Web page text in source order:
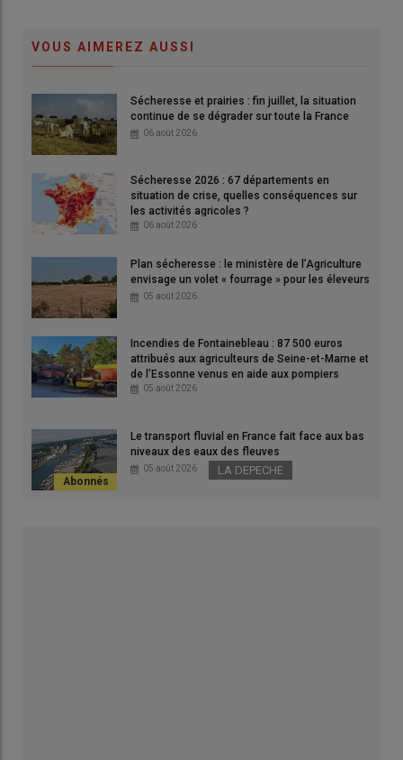
VOUS AIMEREZ AUSSI
Sécheresse et prairies : fin juillet, la situation
continue de se dégrader sur toute la France
06 août 2026
Sécheresse 2026 : 67 départements en
situation de crise, quelles conséquences sur
les activités agricoles ?
06 août 2026
Plan sécheresse : le ministère de l’Agriculture
envisage un volet « fourrage » pour les éleveurs
05 août 2026
Incendies de Fontainebleau : 87 500 euros
attribués aux agriculteurs de Seine-et-Marne et
de l’Essonne venus en aide aux pompiers
05 août 2026
Le transport fluvial en France fait face aux bas
niveaux des eaux des fleuves
05 août 2026 LA DEPECHE